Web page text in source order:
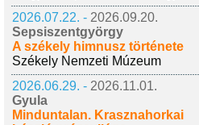
2026.07.22. - 2026.09.20.
Sepsiszentgyörgy
A székely himnusz története
Székely Nemzeti Múzeum
2026.06.29. - 2026.11.01.
Gyula
Minduntalan. Krasznahorkai